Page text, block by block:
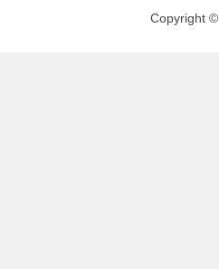
Copyright